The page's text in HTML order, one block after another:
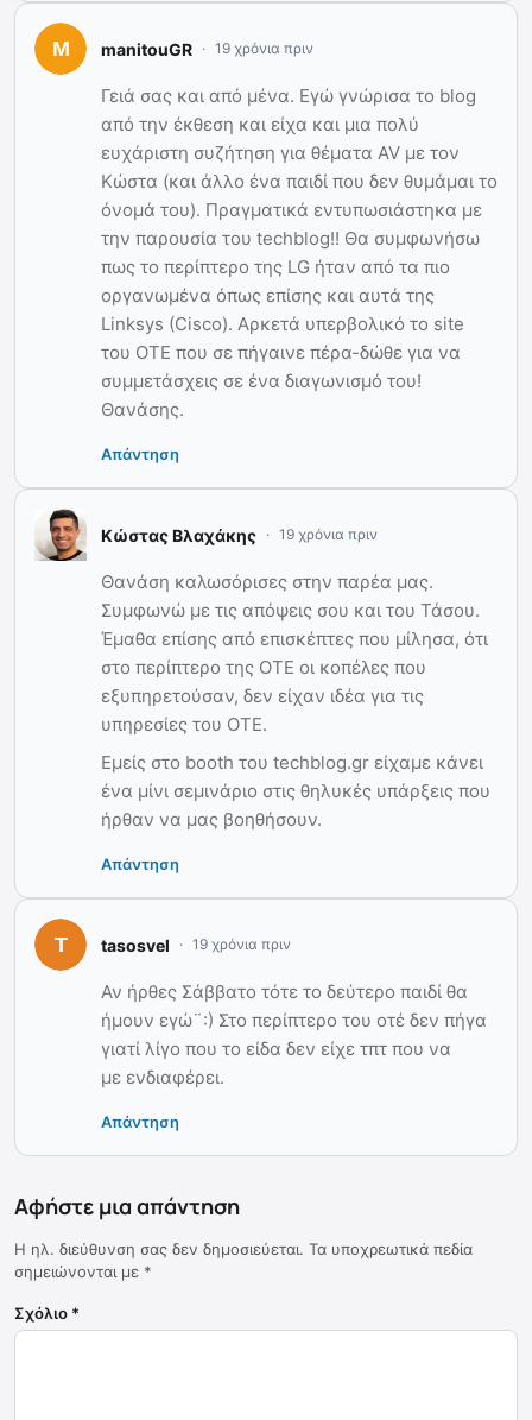
manitouGR 19 χρόνια πριν
Γειά σας και από μένα. Εγώ γνώρισα το blog
από την έκθεση και είχα και μια πολύ
ευχάριστη συζήτηση για θέματα AV με τον
Κώστα (και άλλο ένα παιδί που δεν θυμάμαι το
όνομά του). Πραγματικά εντυπωσιάστηκα με
την παρουσία του techblog!! Θα συμφωνήσω
πως το περίπτερο της LG ήταν από τα πιο
οργανωμένα όπως επίσης και αυτά της
Linksys (Cisco). Αρκετά υπερβολικό το site
του ΟΤΕ που σε πήγαινε πέρα-δώθε για να
συμμετάσχεις σε ένα διαγωνισμό του!
Θανάσης.
Απάντηση
Κώστας Βλαχάκης 19 χρόνια πριν
Θανάση καλωσόρισες στην παρέα μας.
Συμφωνώ με τις απόψεις σου και του Τάσου.
Έμαθα επίσης από επισκέπτες που μίλησα, ότι
στο περίπτερο της OTE οι κοπέλες που
εξυπηρετούσαν, δεν είχαν ιδέα για τις
υπηρεσίες του OTE.
Εμείς στο booth του techblog.gr είχαμε κάνει
ένα μίνι σεμινάριο στις θηλυκές υπάρξεις που
ήρθαν να μας βοηθήσουν.
Απάντηση
tasosvel 19 χρόνια πριν
Αν ήρθες Σάββατο τότε το δεύτερο παιδί θα
ήμουν εγώ¨:) Στο περίπτερο του οτέ δεν πήγα
γιατί λίγο που το είδα δεν είχε τπτ που να
με ενδιαφέρει.
Απάντηση
Αφήστε μια απάντηση
Η ηλ. διεύθυνση σας δεν δημοσιεύεται. Τα υποχρεωτικά πεδία
σημειώνονται με *
Σχόλιο *